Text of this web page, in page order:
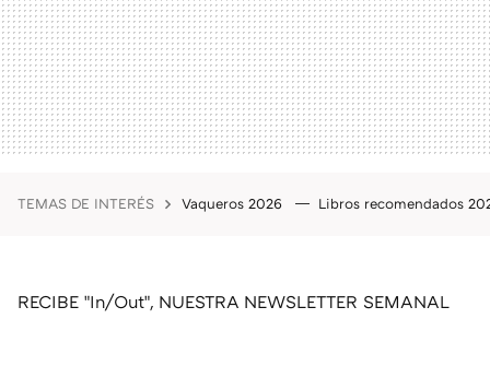
TEMAS DE INTERÉS Vaqueros 2026 Libros recomendados
RECIBE "In/Out", NUESTRA NEWSLETTER SEMANAL